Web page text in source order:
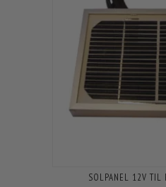
SOLPANEL 12V TIL